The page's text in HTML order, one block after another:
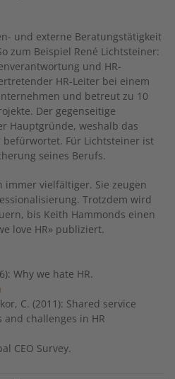
und externe Beratungstätigkeit
zum Beispiel René Lichtsteiner:
und HR-
HR-Leiter bei einem
und betreut zu 10
Der gegenseitige
Hauptgründe, weshalb das
befürwortet. Für Lichtsteiner ist
seines Berufs.
immer vielfältiger. Sie zeugen
Trotzdem wird
bis Keith Hammonds einen
love HR» publiziert.
Why we hate HR.
C. (2011): Shared service
challenges in HR
CEO Survey.